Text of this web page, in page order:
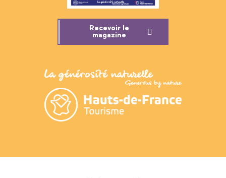
Recevoir le
magazine